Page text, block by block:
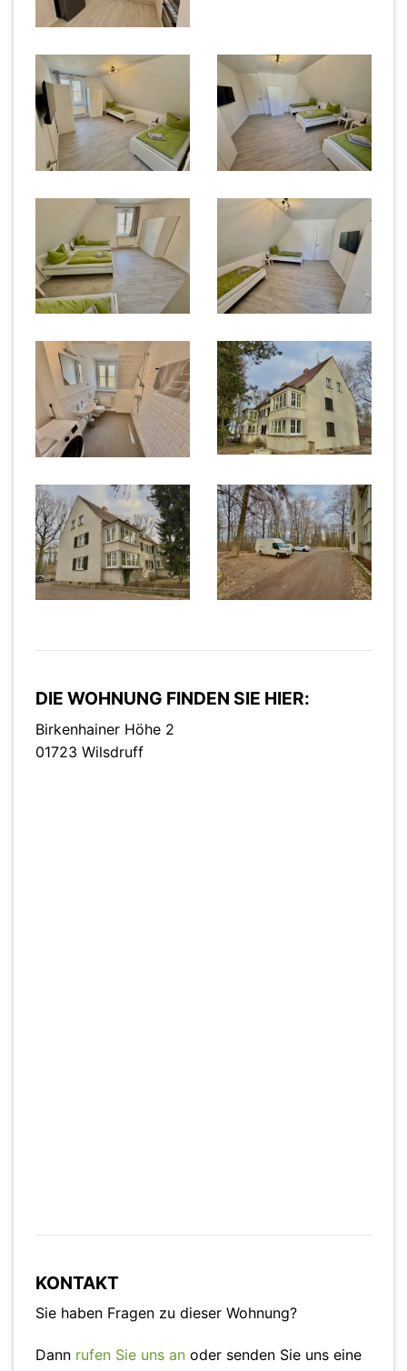
DIE WOHNUNG FINDEN SIE HIER:
Birkenhainer Höhe 2
01723 Wilsdruff
KONTAKT
Sie haben Fragen zu dieser Wohnung?
Dann rufen Sie uns an oder senden Sie uns eine